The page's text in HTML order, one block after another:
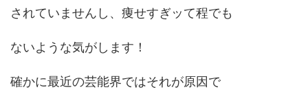
されていませんし、痩せすぎッて程でも
ないような気がします！
確かに最近の芸能界ではそれが原因で